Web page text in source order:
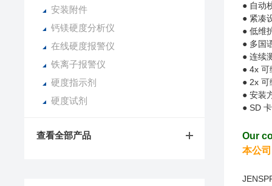
安装附件
钙镁硬度分析仪
在线硬度报警仪
铁离子报警仪
硬度指示剂
硬度试剂
查看全部产品
● 自动
● 紧凑
● 低维
● 多国
● 连续
● 4x 可
● 2x 可
● 安装
● SD
Our
本公